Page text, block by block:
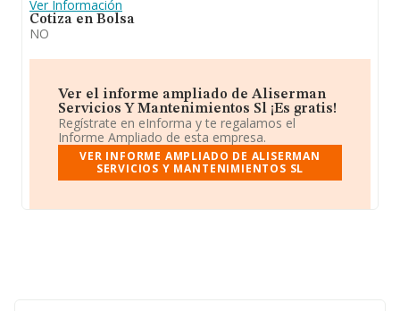
Ver Información
Cotiza en Bolsa
NO
Ver el informe ampliado de Aliserman
Servicios Y Mantenimientos Sl ¡Es gratis!
Regístrate en eInforma y te regalamos el
Informe Ampliado de esta empresa.
VER INFORME AMPLIADO DE ALISERMAN
SERVICIOS Y MANTENIMIENTOS SL